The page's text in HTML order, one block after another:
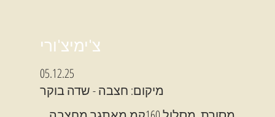
צ'ימיצ'ורי
05.12.25
מיקום: חצבה - שדה בוקר